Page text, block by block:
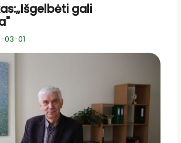
gali
03-01